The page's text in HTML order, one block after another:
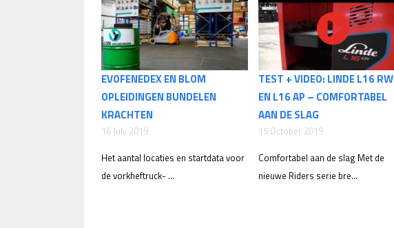
EVOFENEDEX EN BLOM
OPLEIDINGEN BUNDELEN
KRACHTEN
16 July 2019
Het aantal locaties en startdata voor
de vorkheftruck- ...
TEST + VIDEO: LINDE L16 RW
EN L16 AP – COMFORTABEL
AAN DE SLAG
15 October 2019
Comfortabel aan de slag Met de
nieuwe Riders serie bre...